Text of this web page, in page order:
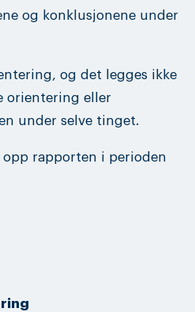
og konklusjonene under
og det legges ikke
orientering eller
under selve tinget.
rapporten i perioden